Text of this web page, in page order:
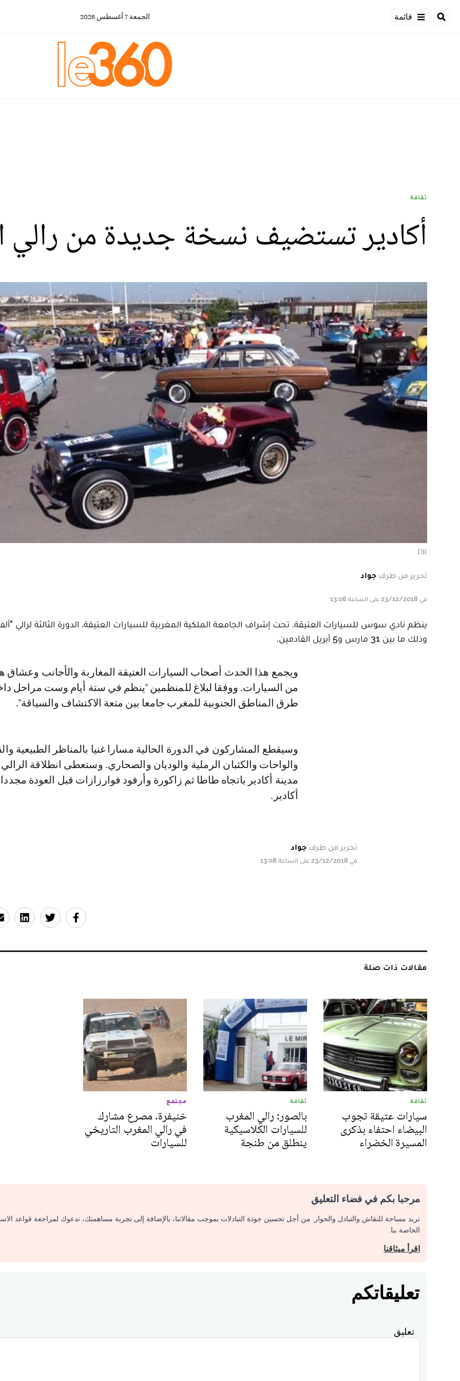
قائمة الجمعة 7 أغسطس 2026
ثقافة
أكادير تستضيف نسخة جديدة من رالي
DR
تحرير من طرف جواد
في 23/12/2018 على الساعة 13:08
ينظم نادي سوس للسيارات العتيقة، تحت إشراف الجامعة الملكية المغربية للسيارات العتيقة، الدورة الثالثة لرالي
وذلك ما بين 31 مارس و5 أبريل القادمين.
ويجمع هذا الحدث أصحاب السيارات العتيقة المغاربة والأجانب وعشاق هذا النوع
من السيارات. ووفقا لبلاغ للمنظمين "ينظم في ستة أيام وست مراحل
طرق المناطق الجنوبية للمغرب جامعا بين متعة الاكتشاف والسياقة".
وسيقطع المشاركون في الدورة الحالية مسارا غنيا بالمناظر الطبيعية
والواحات والكثبان الرملية والوديان والصحاري. وستعطى انطلاقة
مدينة أكادير باتجاه طاطا ثم زاكورة وأرفود فوارزازات قبل العودة
أكادير.
تحرير من طرف جواد
في 23/12/2018 على الساعة 13:08
مقالات ذات صلة
ثقافة
سيارات عتيقة تجوب
البيضاء احتفاء بذكرى
المسيرة الخضراء
ثقافة
بالصور: رالي المغرب
للسيارات الكلاسيكية
ينطلق من طنجة
مجتمع
خنيفرة. مصرع مشارك
في رالي المغرب التاريخي
للسيارات
مرحبا بكم في فضاء التعليق
نريد مساحة للنقاش والتبادل والحوار. من أجل تحسين جودة التبادلات بموجب مقالاتنا، بالإضافة إلى تجربة مساهمتك، ندعوك لمراجعة قواعد
الخاصة بنا.
اقرأ ميثاقنا
تعليقاتكم
تعليق